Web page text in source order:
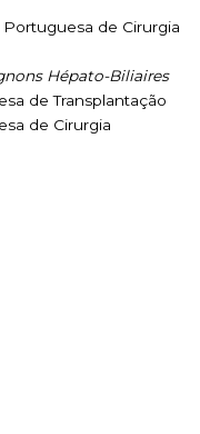
de Cirurgia
Hépato-Biliaires
de Transplantação
de Cirurgia